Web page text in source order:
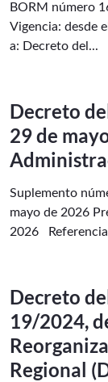
BORM número
Vigencia: desde
a: Decreto del...
Decreto
29 de
Suplemento
mayo de 2026
2026
Decreto
19/2024,
Regional